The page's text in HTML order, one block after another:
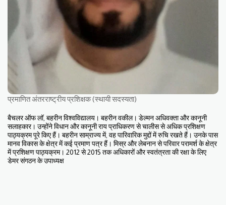
प्रमाणित अंतरराष्ट्रीय प्रशिक्षक (स्थायी सदस्यता)
बैचलर ऑफ लॉ, बहरीन विश्वविद्यालय। बहरीन वकील। डेल्मन अधिवक्ता और कानूनी
सलाहकार। उन्होंने विधान और कानूनी राय प्राधिकरण से चालीस से अधिक प्रशिक्षण
पाठ्यक्रम पूरे किए हैं। बहरीन साम्राज्य में, वह पारिवारिक मुद्दों में रुचि रखते हैं। उनके पास
मानव विकास के क्षेत्र में कई प्रमाण पत्र हैं। मिस्र और लेबनान से परिवार परामर्श के क्षेत्र
में प्रशिक्षण पाठ्यक्रम। 2012 से 2015 तक अधिकारों और स्वतंत्रता की रक्षा के लिए
डेमर संगठन के उपाध्यक्ष